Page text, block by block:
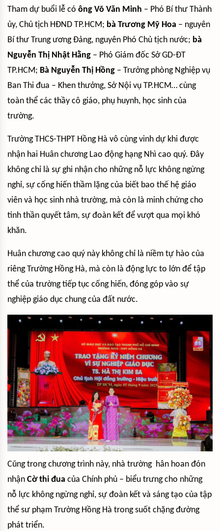
Tham dự buổi lễ có ông Võ Văn Minh – Phó Bí thư Thành
ủy, Chủ tịch HĐND TP.HCM; bà Trương Mỹ Hoa – nguyên
Bí thư Trung ương Đảng, nguyên Phó Chủ tịch nước; bà
Nguyễn Thị Nhật Hằng – Phó Giám đốc Sở GD-ĐT
TP.HCM; Bà Nguyễn Thị Hồng – Trưởng phòng Nghiệp vụ
Ban Thi đua – Khen thưởng, Sở Nội vụ TP.HCM… cùng
toàn thể các thầy cô giáo, phụ huynh, học sinh của
trường.
Trường THCS-THPT Hồng Hà vô cùng vinh dự khi được
nhận hai Huân chương Lao động hạng Nhì cao quý. Đây
không chỉ là sự ghi nhận cho những nỗ lực không ngừng
nghỉ, sự cống hiến thầm lặng của biết bao thế hệ giáo
viên và học sinh nhà trường, mà còn là minh chứng cho
tinh thần quyết tâm, sự đoàn kết để vượt qua mọi khó
khăn.
Huân chương cao quý này không chỉ là niềm tự hào của
riêng Trường Hồng Hà, mà còn là động lực to lớn để tập
thể của trường tiếp tục cống hiến, đóng góp vào sự
nghiệp giáo dục chung của đất nước.
Cũng trong chương trình này, nhà trường hân hoan đón
nhận Cờ thi đua của Chính phủ – biểu trưng cho những
nỗ lực không ngừng nghỉ, sự đoàn kết và sáng tạo của tập
thể sư phạm Trường Hồng Hà trong suốt chặng đường
phát triển.